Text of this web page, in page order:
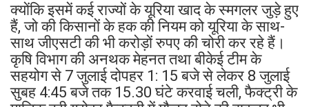
क्योंकि इसमें कई राज्यों के यूरिया खाद के स्मगलर जुड़े हुए
हैं, जो की किसानों के हक की नियम को यूरिया के साथ-
साथ जीएसटी की भी करोड़ों रुपए की चोरी कर रहे हैं।
कृषि विभाग की अनथक मेहनत तथा बीकेई टीम के
सहयोग से 7 जुलाई दोपहर 1: 15 बजे से लेकर 8 जुलाई
सुबह 4:45 बजे तक 15.30 घंटे करवाई चली, फैक्ट्री के